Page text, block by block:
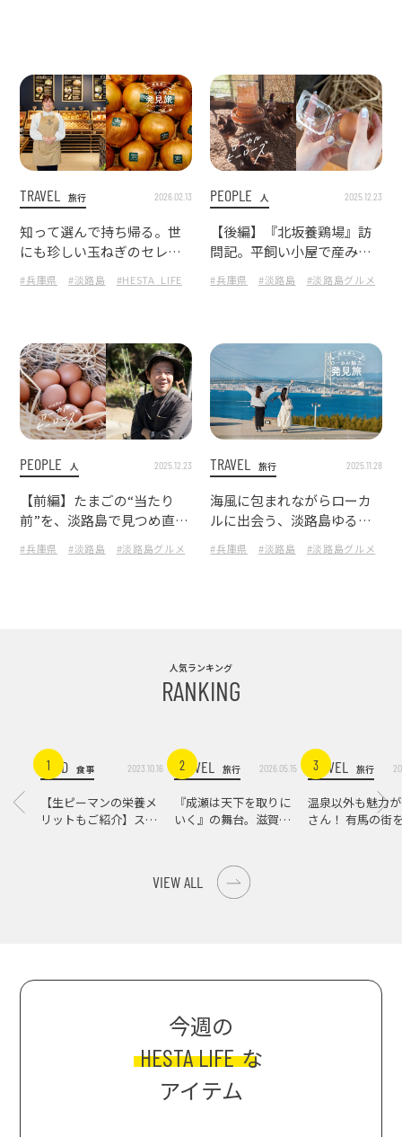
TRAVEL 旅行 2026.02.13
知って選んで持ち帰る。世
にも珍しい玉ねぎのセレク
トショップ『淡路島たまね
ぎ専門店」へ
#兵庫県 #淡路島 #HESTA_LIFE #淡路島観光 #淡路島たまねぎ #ローカル
PEOPLE 人 2025.12.23
【後編】『北坂養鶏場』訪
問記。平飼い小屋で産みた
てのたまご採卵体験を通じ
て、北坂さんが伝えたいこ
#兵庫県 #淡路島 #淡路島グルメ
PEOPLE 人 2025.12.23
【前編】たまごの“当たり
前”を、淡路島で見つめ直
す。〈たまごまるごとプリ
ンの〉生みの親『北坂養鶏
#兵庫県 #淡路島 #淡路島グルメ #HESTA LIFE #ローカルヒーローズ
TRAVEL 旅行 2025.11.28
海風に包まれながらローカ
ルに出会う、淡路島ゆるっ
と巡り
#兵庫県 #淡路島 #淡路島グルメ
人気ランキング
RANKING
1FOOD 食事 2023.10.16
【生ピーマンの栄養メ
リットもご紹介】スパ
2
TRAVEL 旅行 2026.05.15
『成瀬は天下を取りに
いく』の舞台。滋賀県
3
TRAVEL 旅行
温泉以外も魅力
さん！ 有馬の街
VIEW ALL
今週の
HESTA LIFE な
アイテム